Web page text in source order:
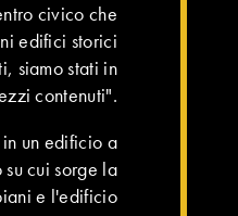
civico che
edifici storici
siamo stati in
contenuti".
un edificio a
cui sorge la
e l'edificio